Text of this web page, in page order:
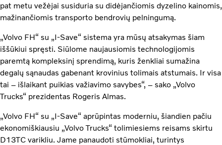
pat metu vežėjai susiduria su didėjančiomis dyzelino kainomis,
mažinančiomis transporto bendrovių pelningumą.
„Volvo FH“ su „I-Save“ sistema yra mūsų atsakymas šiam
iššūkiui spręsti. Siūlome naujausiomis technologijomis
paremtą kompleksinį sprendimą, kuris ženkliai sumažina
degalų sąnaudas gabenant krovinius tolimais atstumais. Ir visa
tai – išlaikant puikias važiavimo savybes“, – sako „Volvo
Trucks“ prezidentas Rogeris Almas.
„Volvo FH“ su „I-Save“ aprūpintas moderniu, šiandien pačiu
ekonomiškiausiu „Volvo Trucks“ tolimiesiems reisams skirtu
D13TC varikliu. Jame panaudoti stūmokliai, turintys